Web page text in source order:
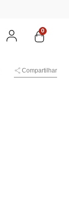
0
Compartilhar